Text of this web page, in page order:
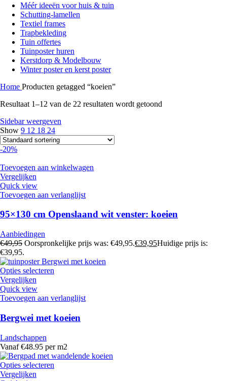
Méér ideeën voor huis & tuin
Schutting-lamellen
Textiel frames
Trapbekleding
Tuin offertes
Tuinposter huren
Kerstdorp & Modelbouw
Winter poster en kerst poster
Home Producten getagged “koeien”
Resultaat 1–12 van de 22 resultaten wordt getoond
Sidebar weergeven
Show 9 12 18 24
-20%
Toevoegen aan winkelwagen
Vergelijken
Quick view
Toevoegen aan verlanglijst
95×130 cm Openslaand wit venster: koeien
Aanbiedingen
€49,95 Oorspronkelijke prijs was: €49,95.€39,95Huidige prijs is:
€39,95.
Opties selecteren
Vergelijken
Quick view
Toevoegen aan verlanglijst
Bergwei met koeien
Landschappen
Vanaf €48.95 per m2
Opties selecteren
Vergelijken